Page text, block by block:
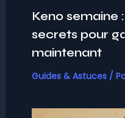
Keno semaine
secrets pour
maintenant
Guides & Astuces/